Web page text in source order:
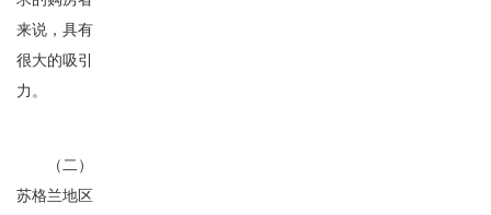
来说，具有
很大的吸引
力。
（二）
苏格兰地区